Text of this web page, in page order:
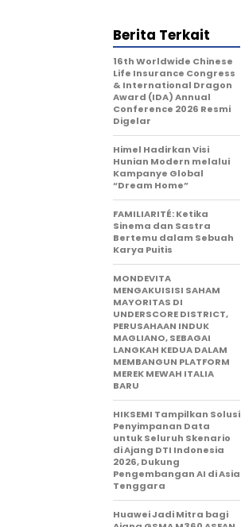
Berita Terkait
16th Worldwide Chinese
Life Insurance Congress
& International Dragon
Award (IDA) Annual
Conference 2026 Resmi
Digelar
Himel Hadirkan Visi
Hunian Modern melalui
Kampanye Global
“Dream Home”
FAMILIARITÉ: Ketika
Sinema dan Sastra
Bertemu dalam Sebuah
Karya Puitis
MONDEVITA
MENGAKUISISI SAHAM
MAYORITAS DI
UNDERSCORE DISTRICT,
PERUSAHAAN INDUK
MAGLIANO, SEBAGAI
LANGKAH KEDUA DALAM
MEMBANGUN PLATFORM
MEREK MEWAH ITALIA
BARU
HIKSEMI Tampilkan Solusi
Penyimpanan Data
untuk Seluruh Skenario
di Ajang DTI Indonesia
2026, Dukung
Pengembangan AI di Asia
Tenggara
Huawei Jadi Mitra bagi